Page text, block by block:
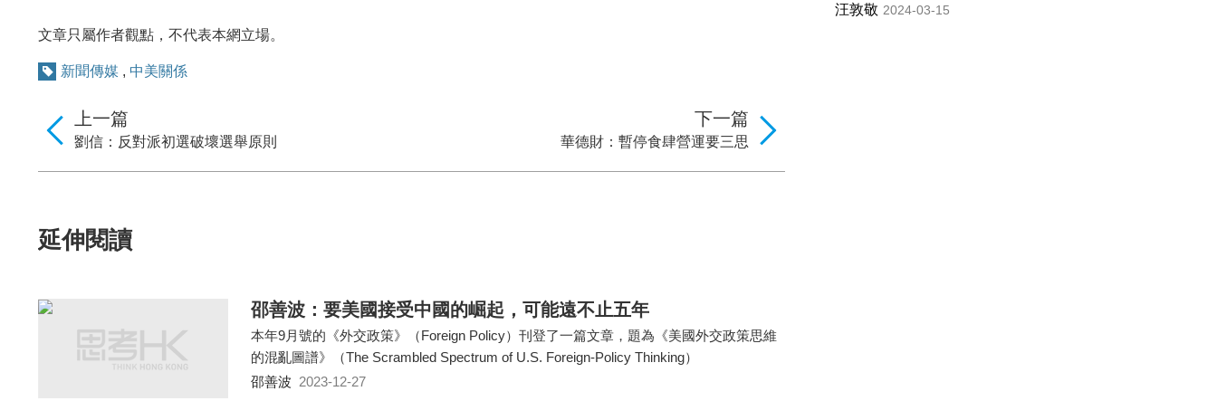
汪敦敬 2024-03-15
文章只屬作者觀點，不代表本網立場。
新聞傳媒 , 中美關係
下一篇
華德財：暫停食肆營運要三思
上一篇
劉信：反對派初選破壞選舉原則
延伸閱讀
邵善波：要美國接受中國的崛起，可能遠不止五年
本年9月號的《外交政策》（Foreign Policy）刊登了一篇文章，題為《美國外交政策思維
的混亂圖譜》（The Scrambled Spectrum of U.S. Foreign-Policy Thinking）
邵善波 2023-12-27